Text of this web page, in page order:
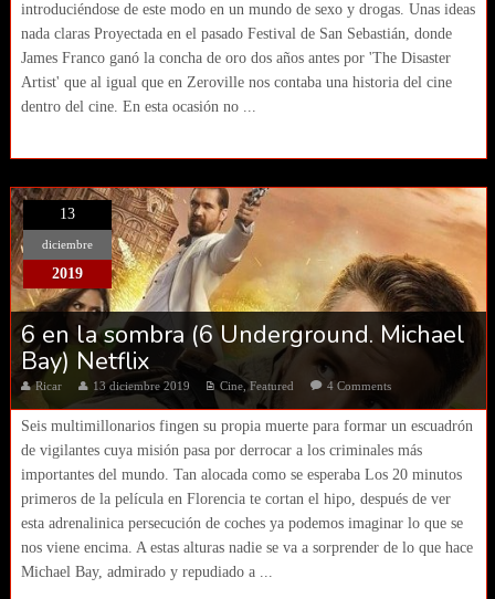
introduciéndose de este modo en un mundo de sexo y drogas. Unas ideas
nada claras Proyectada en el pasado Festival de San Sebastián, donde
James Franco ganó la concha de oro dos años antes por 'The Disaster
Artist' que al igual que en Zeroville nos contaba una historia del cine
dentro del cine. En esta ocasión no ...
13
diciembre
2019
6 en la sombra (6 Underground. Michael
Bay) Netflix
Ricar 13 diciembre 2019 Cine,Featured 4 Comments
Seis multimillonarios fingen su propia muerte para formar un escuadrón
de vigilantes cuya misión pasa por derrocar a los criminales más
importantes del mundo. Tan alocada como se esperaba Los 20 minutos
primeros de la película en Florencia te cortan el hipo, después de ver
esta adrenalinica persecución de coches ya podemos imaginar lo que se
nos viene encima. A estas alturas nadie se va a sorprender de lo que hace
Michael Bay, admirado y repudiado a ...